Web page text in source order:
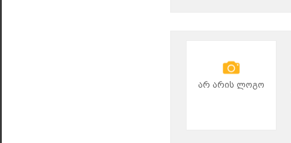
არ არის ლოგო